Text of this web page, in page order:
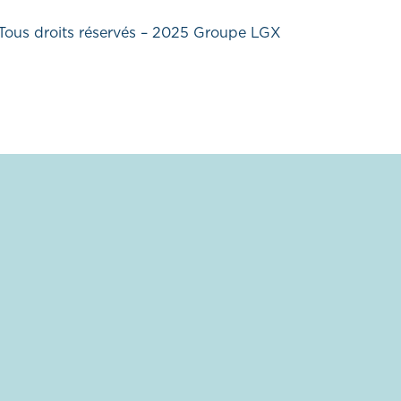
droits réservés – 2025 Groupe LGX